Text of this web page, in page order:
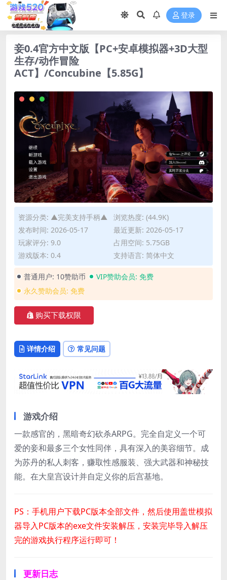
登录
妾0.4官方中文版【PC+安卓模拟器+3D大型
生存/动作冒险
ACT】/Concubine【5.85G】
资源分类: ▲完美支持手柄▲
浏览热度: (44.9K)
发布时间: 2026-05-17
最近更新: 2026-05-17
玩家评分: 9.0
占用空间: 5.75GB
游戏版本: 0.4
支持语言: 简体中文
普通用户: 10赞助币 VIP赞助会员: 免费
永久赞助会员: 免费
购买下载权限
详情介绍 常见问题
游戏介绍
一款感官的，黑暗奇幻砍杀ARPG。完全自定义一个可
爱的妾和最多三个女性同伴，具有深入的美容细节。成
为苏丹的私人刺客，赚取性感服装、强大武器和神秘技
能。在大皇宫设计并自定义你的后宫基地。
PS：手机用户下载PC版本全部文件，然后使用盖世模拟
器导入PC版本的exe文件安装解压，安装完毕导入解压
完的游戏执行程序运行即可！
更新日志